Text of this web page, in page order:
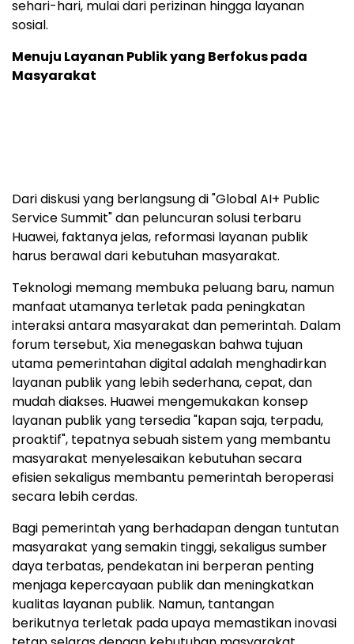
Platform ini telah mencapai tingkat konektivitas
hotlinesebesar 98%, sedangkan sistem verifikasi
berbasiskan AI meningkatkan akurasi perizinan
Masyarakat
Dari diskusi yang berlangsung di "Global AI+ Public
Service Summit" dan peluncuran solusi terbaru
Huawei, faktanya jelas, reformasi layanan publik
harus berawal dari kebutuhan masyarakat.
Teknologi memang membuka peluang baru, namun
manfaat utamanya terletak pada peningkatan
interaksi antara masyarakat dan pemerintah. Dalam
forum tersebut, Xia menegaskan bahwa tujuan
utama pemerintahan digital adalah menghadirkan
layanan publik yang lebih sederhana, cepat, dan
mudah diakses. Huawei mengemukakan konsep
layanan publik yang tersedia "kapan saja, terpadu,
proaktif", tepatnya sebuah sistem yang membantu
masyarakat menyelesaikan kebutuhan secara
efisien sekaligus membantu pemerintah beroperasi
secara lebih cerdas.